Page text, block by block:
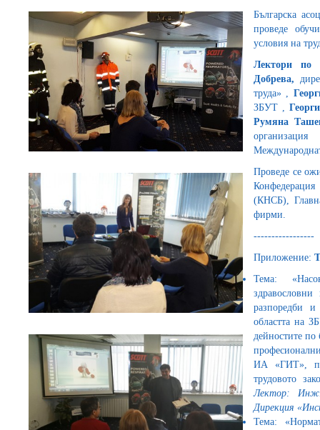
Българска
проведе
условия на
Лектори по
Добрева,
труда» ,
ЗБУТ ,
Румяна
Проведе се
(КНСБ),
фирми.
-----------------
Приложение:
Тема:
разпоредби
областта на
дейностите по
ИА «ГИТ»,
трудовото
Лектор:
Дирекция
Тема: